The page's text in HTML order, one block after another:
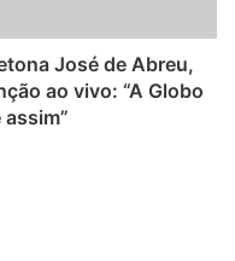
José de Abreu,
ao vivo: “A Globo